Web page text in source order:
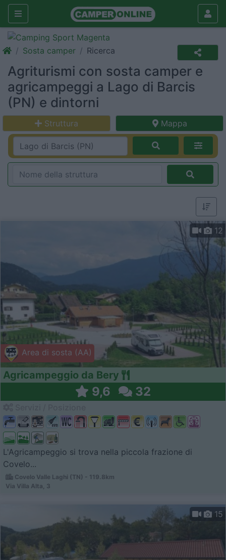
Sosta camper Ricerca
Agriturismi con sosta camper e
agricampeggi a Lago di Barcis
(PN) e dintorni
Struttura Mappa
Area di sosta (AA)
12
Agricampeggio da Bery
9,6 32
L'Agricampeggio si trova nella piccola frazione di
Covelo...
Covelo Valle Laghi (TN) - 119.8km
Via Villa Alta, 3
15